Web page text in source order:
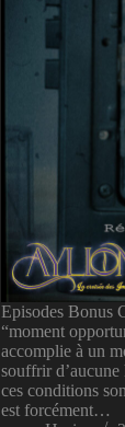
Episodes Bonus
“moment
accomplie à un
souffrir
ces conditions
est forcément…